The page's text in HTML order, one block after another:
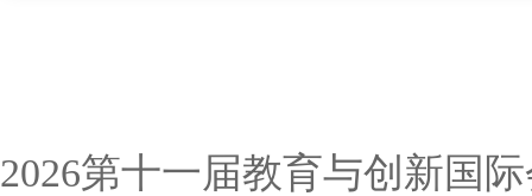
2026第十一届教育与创新国